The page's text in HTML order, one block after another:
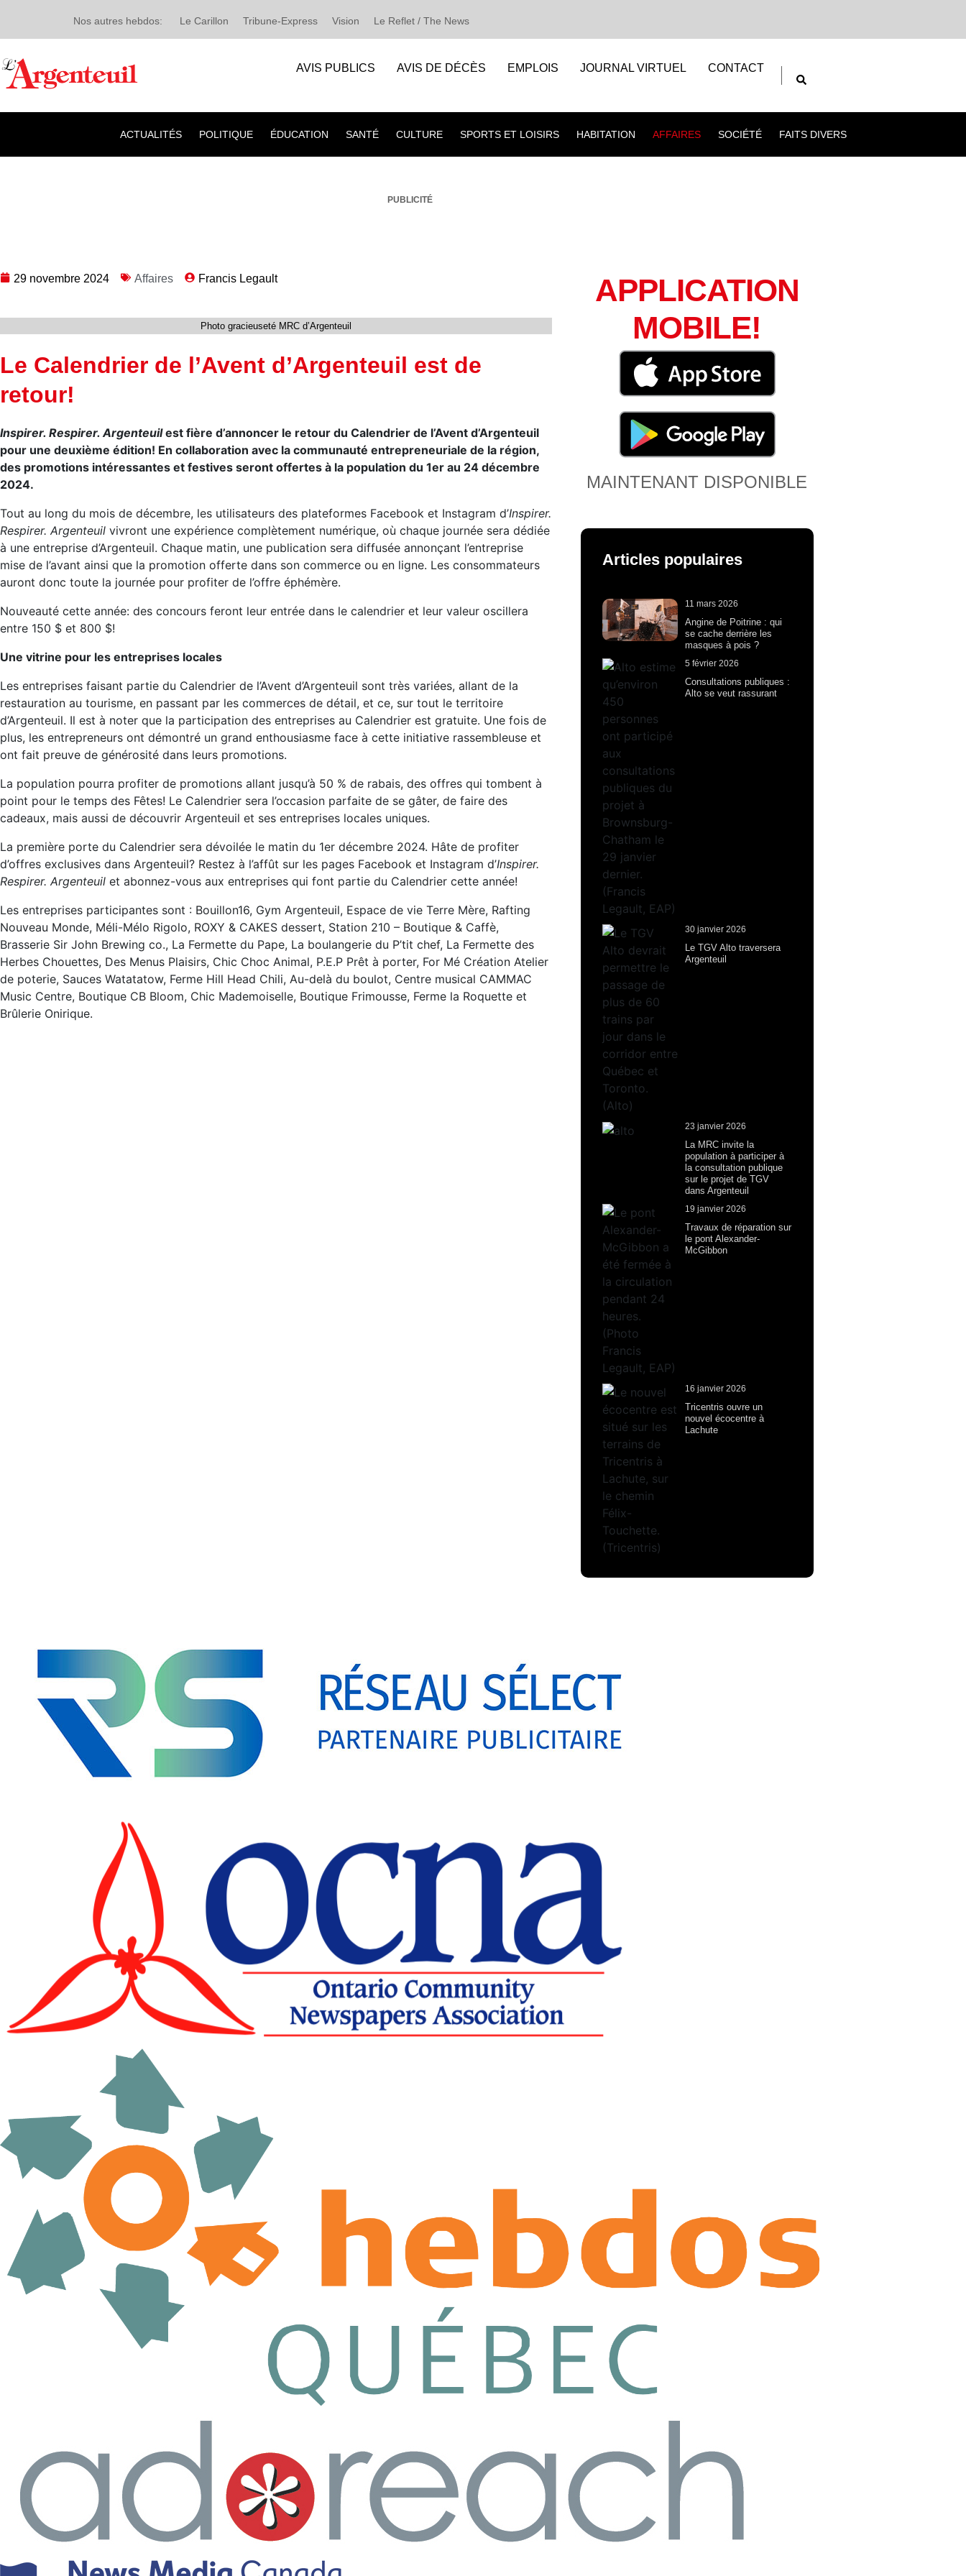
Nos autres hebdos: Le Carillon Tribune-Express Vision Le Reflet / The News
AVIS PUBLICS AVIS DE DÉCÈS EMPLOIS JOURNAL VIRTUEL CONTACT
ACTUALITÉS POLITIQUE ÉDUCATION SANTÉ CULTURE SPORTS ET LOISIRS HABITATION AFFAIRES SOCIÉTÉ FAITS DIVERS
PUBLICITÉ
29 novembre 2024 Affaires Francis Legault
Photo gracieuseté MRC d’Argenteuil
Le Calendrier de l’Avent d’Argenteuil est de
retour!
Inspirer. Respirer. Argenteuilest fière d’annoncer le retour du Calendrier de l’Avent d’Argenteuil
pour une deuxième édition! En collaboration avec la communauté entrepreneuriale de la région,
des promotions intéressantes et festives seront offertes à la population du 1er au 24 décembre
2024.
Tout au long du mois de décembre, les utilisateurs des plateformes Facebook et Instagram d’Inspirer.
Respirer. Argenteuil vivront une expérience complètement numérique, où chaque journée sera dédiée
à une entreprise d’Argenteuil. Chaque matin, une publication sera diffusée annonçant l’entreprise
mise de l’avant ainsi que la promotion offerte dans son commerce ou en ligne. Les consommateurs
auront donc toute la journée pour profiter de l’offre éphémère.
Nouveauté cette année: des concours feront leur entrée dans le calendrier et leur valeur oscillera
entre 150 $ et 800 $!
Une vitrine pour les entreprises locales
Les entreprises faisant partie du Calendrier de l’Avent d’Argenteuil sont très variées, allant de la
restauration au tourisme, en passant par les commerces de détail, et ce, sur tout le territoire
d’Argenteuil. Il est à noter que la participation des entreprises au Calendrier est gratuite. Une fois de
plus, les entrepreneurs ont démontré un grand enthousiasme face à cette initiative rassembleuse et
ont fait preuve de générosité dans leurs promotions.
La population pourra profiter de promotions allant jusqu’à 50 % de rabais, des offres qui tombent à
point pour le temps des Fêtes! Le Calendrier sera l’occasion parfaite de se gâter, de faire des
cadeaux, mais aussi de découvrir Argenteuil et ses entreprises locales uniques.
La première porte du Calendrier sera dévoilée le matin du 1er décembre 2024. Hâte de profiter
d’offres exclusives dans Argenteuil? Restez à l’affût sur les pages Facebook et Instagram d’Inspirer.
Respirer. Argenteuil et abonnez-vous aux entreprises qui font partie du Calendrier cette année!
Les entreprises participantes sont : Bouillon16, Gym Argenteuil, Espace de vie Terre Mère, Rafting
Nouveau Monde, Méli-Mélo Rigolo, ROXY & CAKES dessert, Station 210 – Boutique & Caffè,
Brasserie Sir John Brewing co., La Fermette du Pape, La boulangerie du P’tit chef, La Fermette des
Herbes Chouettes, Des Menus Plaisirs, Chic Choc Animal, P.E.P Prêt à porter, For Mé Création Atelier
de poterie, Sauces Watatatow, Ferme Hill Head Chili, Au-delà du boulot, Centre musical CAMMAC
Music Centre, Boutique CB Bloom, Chic Mademoiselle, Boutique Frimousse, Ferme la Roquette et
Brûlerie Onirique.
APPLICATION
MOBILE!
MAINTENANT DISPONIBLE
Articles populaires
11 mars 2026
Angine de Poitrine : qui
se cache derrière les
masques à pois ?
5 février 2026
Consultations publiques :
Alto se veut rassurant
30 janvier 2026
Le TGV Alto traversera
Argenteuil
23 janvier 2026
La MRC invite la
population à participer à
la consultation publique
sur le projet de TGV
dans Argenteuil
19 janvier 2026
Travaux de réparation sur
le pont Alexander-
McGibbon
16 janvier 2026
Tricentris ouvre un
nouvel écocentre à
Lachute